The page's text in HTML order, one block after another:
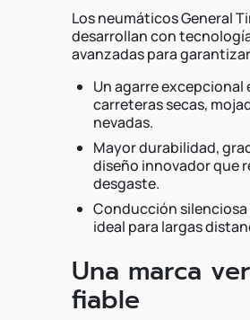
Los neumáticos General
desarrollan con
avanzadas para
Un agarre excepcional
carreteras secas,
nevadas.
Mayor durabilidad,
diseño innovador que
desgaste.
Conducción silenciosa
ideal para largas
Una marca
fiable